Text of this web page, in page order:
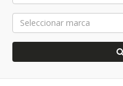
Seleccionar marca